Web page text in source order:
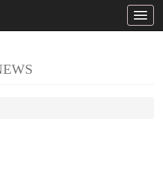
Toggle